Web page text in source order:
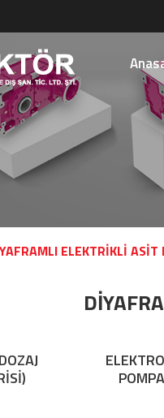
ELEKTRİKLİ ASİT